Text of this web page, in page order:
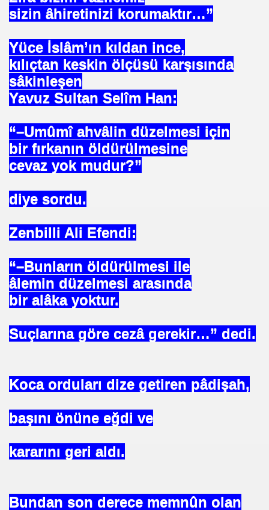
sizin âhiretinizi korumaktır…”
Yüce İslâm’ın kıldan ince,
kılıçtan keskin ölçüsü karşısında
sâkinleşen
Yavuz Sultan Selîm Han:
“–Umûmî ahvâlin düzelmesi için
bir fırkanın öldürülmesine
cevaz yok mudur?”
diye sordu.
Zenbilli Ali Efendi:
“–Bunların öldürülmesi ile
âlemin düzelmesi arasında
bir alâka yoktur.
Suçlarına göre cezâ gerekir…” dedi.
Koca orduları dize getiren pâdişah,
başını önüne eğdi ve
kararını geri aldı.
Bundan son derece memnûn olan
İBNİ RÜŞD
VAKFI
?
İle